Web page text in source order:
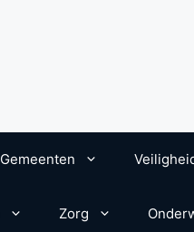
Gemeenten
Zorg